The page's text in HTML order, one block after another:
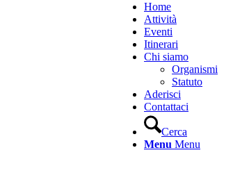
Home
Attività
Eventi
Itinerari
Chi siamo
Organismi
Statuto
Aderisci
Contattaci
Cerca
Menu Menu